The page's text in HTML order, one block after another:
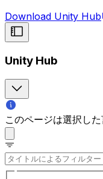
Download Unity Hub
Unity Hub
このページは選択し